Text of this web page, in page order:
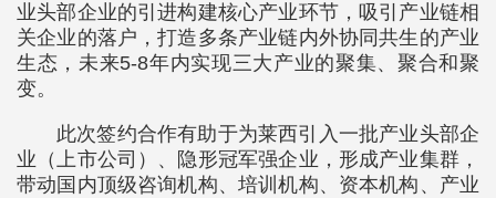
业头部企业的引进构建核心产业环节，吸引产业链相
关企业的落户，打造多条产业链内外协同共生的产业
生态，未来5-8年内实现三大产业的聚集、聚合和聚
变。
此次签约合作有助于为莱西引入一批产业头部企
业（上市公司）、隐形冠军强企业，形成产业集群，
带动国内顶级咨询机构、培训机构、资本机构、产业